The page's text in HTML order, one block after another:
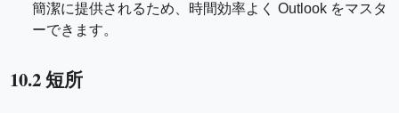
簡潔に提供されるため、時間効率よく Outlook をマスタ
ーできます。
10.2 短所